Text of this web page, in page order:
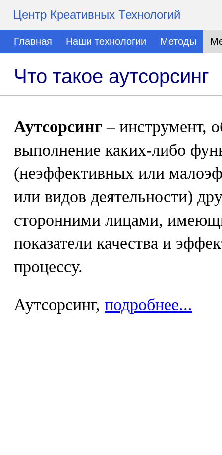
Центр Креативных Технологий
Главная Наши технологии Методы
Что такое аутсорсинг
Аутсорсинг – инструмент,
выполнение каких-либо
(неэффективных или
или видов деятельности)
сторонними лицами,
показатели качества и
процессу.
Аутсорсинг, подробнее...